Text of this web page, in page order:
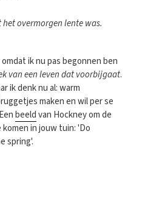
overmorgen lente was.
ik nu pas begonnen ben
van een leven dat voorbijgaat.
ik denk nu al: warm
maken en wil per se
beeldvan Hockney om de
in jouw tuin: 'Do
spring'.